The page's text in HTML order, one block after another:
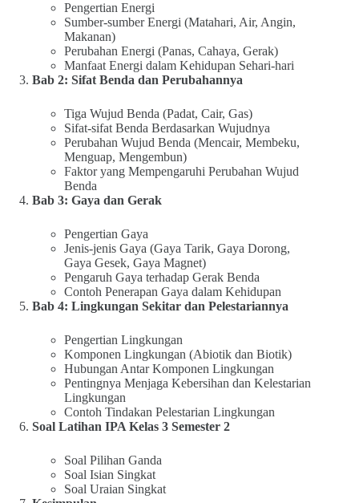
Pengertian Energi
Sumber-sumber Energi (Matahari, Air, Angin,
Makanan)
Perubahan Energi (Panas, Cahaya, Gerak)
Manfaat Energi dalam Kehidupan Sehari-hari
Bab 2: Sifat Benda dan Perubahannya
Tiga Wujud Benda (Padat, Cair, Gas)
Sifat-sifat Benda Berdasarkan Wujudnya
Perubahan Wujud Benda (Mencair, Membeku,
Menguap, Mengembun)
Faktor yang Mempengaruhi Perubahan Wujud
Benda
Bab 3: Gaya dan Gerak
Pengertian Gaya
Jenis-jenis Gaya (Gaya Tarik, Gaya Dorong,
Gaya Gesek, Gaya Magnet)
Pengaruh Gaya terhadap Gerak Benda
Contoh Penerapan Gaya dalam Kehidupan
Bab 4: Lingkungan Sekitar dan Pelestariannya
Pengertian Lingkungan
Komponen Lingkungan (Abiotik dan Biotik)
Hubungan Antar Komponen Lingkungan
Pentingnya Menjaga Kebersihan dan Kelestarian
Lingkungan
Contoh Tindakan Pelestarian Lingkungan
Soal Latihan IPA Kelas 3 Semester 2
Soal Pilihan Ganda
Soal Isian Singkat
Soal Uraian Singkat